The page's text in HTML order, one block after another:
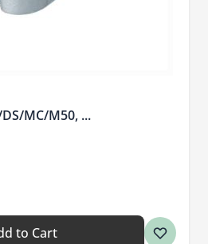
MC/M50, ...
to Cart